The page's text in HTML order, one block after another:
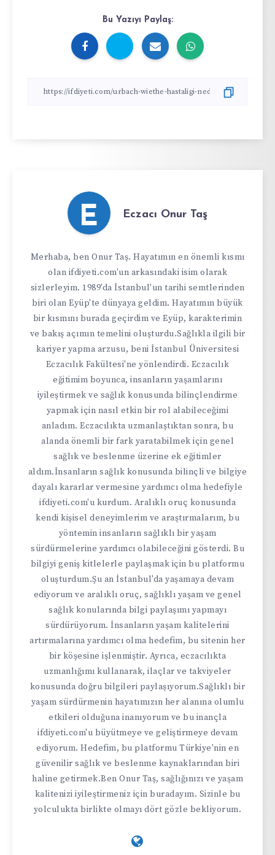
Bu Yazıyı Paylaş:
E Eczacı Onur Taş
Merhaba, ben Onur Taş. Hayatımın en önemli kısmı
olan ifdiyeti.com'un arkasındaki isim olarak
sizlerleyim. 1989'da İstanbul'un tarihi semtlerinden
biri olan Eyüp'te dünyaya geldim. Hayatımın büyük
bir kısmını burada geçirdim ve Eyüp, karakterimin
ve bakış açımın temelini oluşturdu.Sağlıkla ilgili bir
kariyer yapma arzusu, beni İstanbul Üniversitesi
Eczacılık Fakültesi'ne yönlendirdi. Eczacılık
eğitimim boyunca, insanların yaşamlarını
iyileştirmek ve sağlık konusunda bilinçlendirme
yapmak için nasıl etkin bir rol alabileceğimi
anladım. Eczacılıkta uzmanlaştıktan sonra, bu
alanda önemli bir fark yaratabilmek için genel
sağlık ve beslenme üzerine ek eğitimler
aldım.İnsanların sağlık konusunda bilinçli ve bilgiye
dayalı kararlar vermesine yardımcı olma hedefiyle
ifdiyeti.com'u kurdum. Aralıklı oruç konusunda
kendi kişisel deneyimlerim ve araştırmalarım, bu
yöntemin insanların sağlıklı bir yaşam
sürdürmelerine yardımcı olabileceğini gösterdi. Bu
bilgiyi geniş kitlelerle paylaşmak için bu platformu
oluşturdum.Şu an İstanbul'da yaşamaya devam
ediyorum ve aralıklı oruç, sağlıklı yaşam ve genel
sağlık konularında bilgi paylaşımı yapmayı
sürdürüyorum. İnsanların yaşam kalitelerini
artırmalarına yardımcı olma hedefim, bu sitenin her
bir köşesine işlenmiştir. Ayrıca, eczacılıkta
uzmanlığımı kullanarak, ilaçlar ve takviyeler
konusunda doğru bilgileri paylaşıyorum.Sağlıklı bir
yaşam sürdürmenin hayatımızın her alanına olumlu
etkileri olduğuna inanıyorum ve bu inançla
ifdiyeti.com'u büyütmeye ve geliştirmeye devam
ediyorum. Hedefim, bu platformu Türkiye'nin en
güvenilir sağlık ve beslenme kaynaklarından biri
haline getirmek.Ben Onur Taş, sağlığınızı ve yaşam
kalitenizi iyileştirmeniz için buradayım. Sizinle bu
yolculukta birlikte olmayı dört gözle bekliyorum.